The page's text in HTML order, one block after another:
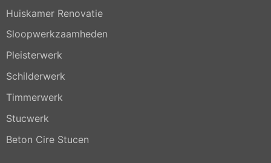
Huiskamer Renovatie
Sloopwerkzaamheden
Pleisterwerk
Schilderwerk
Timmerwerk
Stucwerk
Beton Cire Stucen